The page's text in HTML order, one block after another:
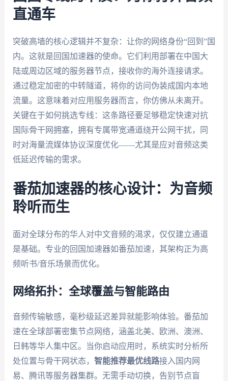
直通车
突破高墙的核心逻辑并不复杂：让你的网络身份“回到”国
内。这就是回国加速器的使命。它们利用部署在中国大
陆或周边区域的服务器节点，接收你的海外连接请求。
通过稳定加密的中转隧道，将你的访问伪装成国内本地
流量。这意味着对应用服务器而言，你仿佛从未离开。
关键在于如何挑选专线：这条路径要足够稳定快速对抗
国际骨干网拥塞，拥有专属带宽通道绕开公网干扰，同
时对海量流媒体协议深度优化——尤其是应对音频这类
低延迟传输的需求。
番茄加速器的核心设计：为音频
聆听而生
面对全球分布的华人对中文音频的渴求，仅仅建立通道
是基础。专业的回国加速器如番茄加速，其架构正为高
频听书/音乐场景而优化。
网络拓扑：全球覆盖与智能路由
音频传输敏感，毫秒级延迟差异就能影响体验。番茄加
速在全球部署密集节点网络，涵盖北美、欧洲、澳洲、
日韩等华人集中区。当你启动应用时，系统实时分析所
处位置与骨干网状态， 智能推荐最优线路接入国内网
易、腾讯等服务器集群。无需手动切换，告别节点盲